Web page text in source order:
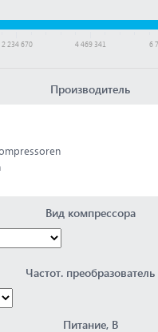
2 234 670 4 469 341 6
Производитель
Вид компрессора
Частот. преобразователь
Питание, В